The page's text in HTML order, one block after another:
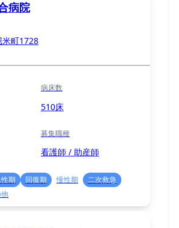
病院
米町1728
病床数
510床
募集職種
看護師 / 助産師
期 回復期 慢性期
二次救急